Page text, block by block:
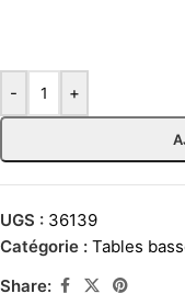
- +
UGS : 36139
Catégorie : Tables
Share: